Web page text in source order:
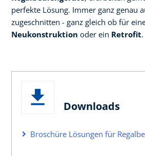
perfekte Lösung. Immer ganz genau
zugeschnitten - ganz gleich ob für
Neukonstruktion oder ein Retrofit.
Downloads
Broschüre Lösungen für